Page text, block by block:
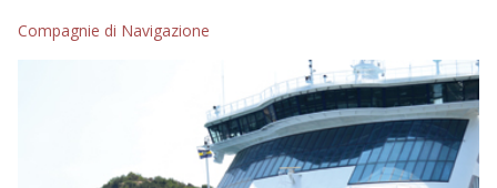
NAUTICA
Compagnie di Navigazione